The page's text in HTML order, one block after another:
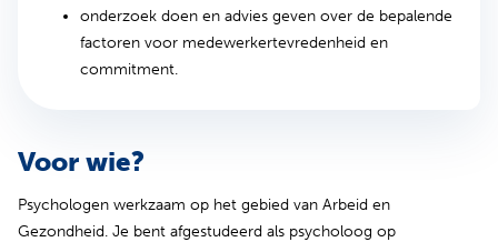
onderzoek doen en advies geven over de bepalende
factoren voor medewerkertevredenheid en
commitment.
Voor wie?
Psychologen werkzaam op het gebied van Arbeid en
Gezondheid. Je bent afgestudeerd als psycholoog op